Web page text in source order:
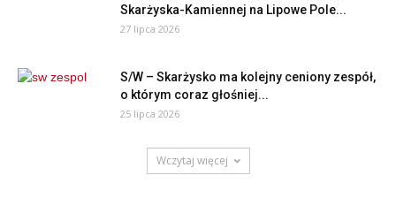
Skarżyska-Kamiennej na Lipowe Pole...
27 lipca 2026
S/W – Skarżysko ma kolejny ceniony zespół,
o którym coraz głośniej...
25 lipca 2026
Wczytaj więcej